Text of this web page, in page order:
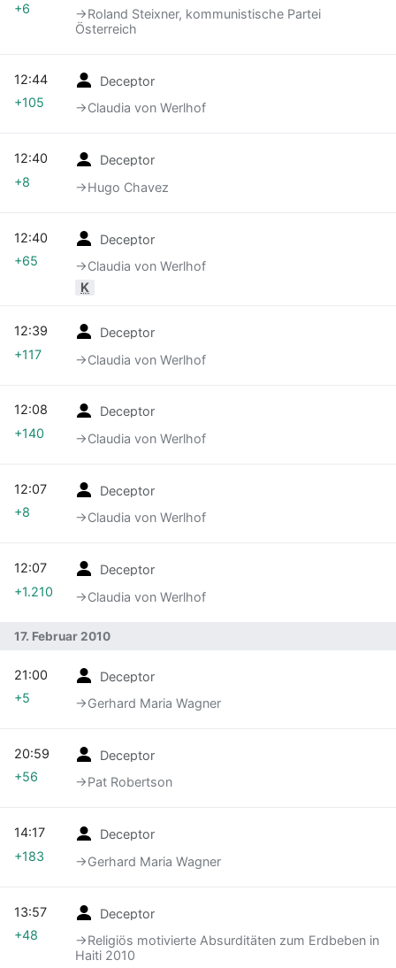
→‎Roland Steixner, kommunistische Partei
Österreich
+6
Deceptor
→‎Claudia von Werlhof
12:44
+105
Deceptor
→‎Hugo Chavez
12:40
+8
Deceptor
→‎Claudia von Werlhof
K
12:40
+65
Deceptor
→‎Claudia von Werlhof
12:39
+117
Deceptor
→‎Claudia von Werlhof
12:08
+140
Deceptor
→‎Claudia von Werlhof
12:07
+8
Deceptor
→‎Claudia von Werlhof
12:07
+1.210
17. Februar 2010
Deceptor
→‎Gerhard Maria Wagner
21:00
+5
Deceptor
→‎Pat Robertson
20:59
+56
Deceptor
→‎Gerhard Maria Wagner
14:17
+183
Deceptor
→‎Religiös motivierte Absurditäten zum Erdbeben in
Haiti 2010
13:57
+48